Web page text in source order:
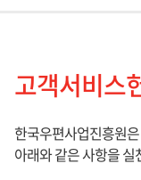
고객서비스
한국우편사업진흥원
아래와 같은 사항을 실